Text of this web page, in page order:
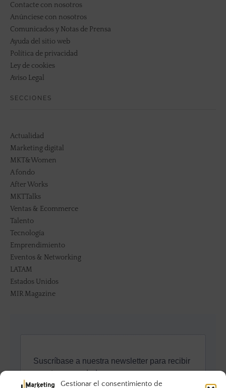
Gestionar el consentimiento de
Contacte con nosotros
Anúnciese con nosotros
Comunicados y Notas de Prensa
Ayuda del sitio web
Política de privacidad
Ley de cookies
Aviso Legal
SECCIONES
Actualidad
Marketing digital
MKT&Women
A fondo
After Works
MKTTalks
Ventas & Ecommerce
Talento
Tecnología
Emprendimiento
Eventos & Networking
LATAM
Estados Unidos
MIR Magazine